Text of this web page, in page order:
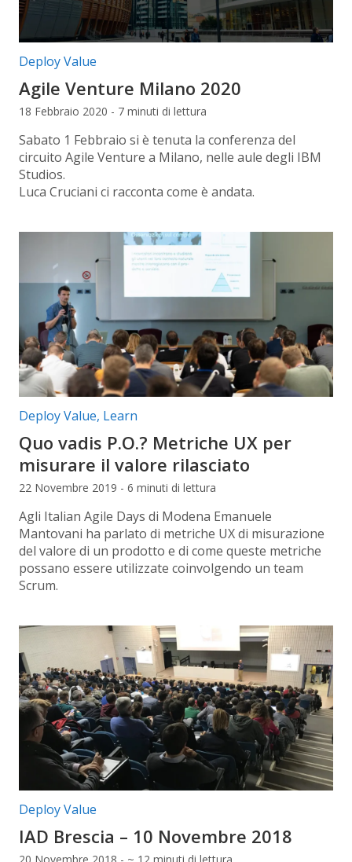
Categorie articolo:
Deploy Value
Agile Venture Milano 2020
18 Febbraio 2020 - 7 minuti di lettura
Sabato 1 Febbraio si è tenuta la conferenza del
circuito Agile Venture a Milano, nelle aule degli IBM
Studios.
Luca Cruciani ci racconta come è andata.
Categorie articolo:
Deploy Value, Learn
Quo vadis P.O.? Metriche UX per
misurare il valore rilasciato
22 Novembre 2019 - 6 minuti di lettura
Agli Italian Agile Days di Modena Emanuele
Mantovani ha parlato di metriche UX di misurazione
del valore di un prodotto e di come queste metriche
possano essere utilizzate coinvolgendo un team
Scrum.
Categorie articolo:
Deploy Value
IAD Brescia – 10 Novembre 2018